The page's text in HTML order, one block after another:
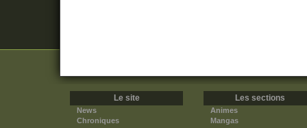
Le site
News
Chroniques
Les sections
Animes
Mangas